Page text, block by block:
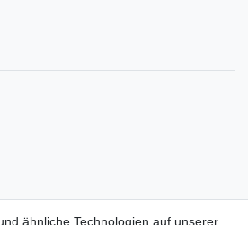
ähnliche Technologien auf unserer